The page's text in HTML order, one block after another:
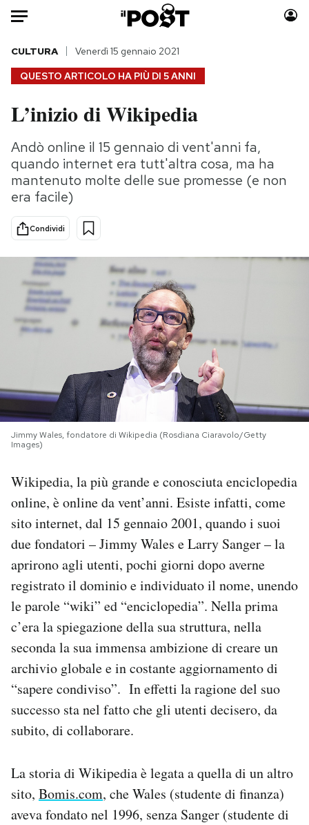
Auto
HOME
Italia
Politica
Tecnologia
Internet
Scienza
Cultura
Economia
Sport
Moda
Consumismi
Altrecose
PODCAST
NEWSLETTER
CALENDARIO
AREA PERSONALE
Area Personale
Newsletter
Notifiche mobile
Regala il Post
Hai bisogno di aiuto?
QUESTO ARTICOLO HA PIÙ DI 5 ANNI
CULTURA Venerdì 15 gennaio 2021
L’inizio di Wikipedia
Andò online il 15 gennaio di vent'anni fa,
quando internet era tutt'altra cosa, ma ha
mantenuto molte delle sue promesse (e non
era facile)
Condividi
Jimmy Wales, fondatore di Wikipedia (Rosdiana Ciaravolo/Getty
Images)
Wikipedia, la più grande e conosciuta enciclopedia
online, è online da vent’anni. Esiste infatti, come
sito internet, dal 15 gennaio 2001, quando i suoi
due fondatori – Jimmy Wales e Larry Sanger – la
aprirono agli utenti, pochi giorni dopo averne
registrato il dominio e individuato il nome, unendo
le parole “wiki” ed “enciclopedia”. Nella prima
c’era la spiegazione della sua struttura, nella
seconda la sua immensa ambizione di creare un
archivio globale e in costante aggiornamento di
“sapere condiviso”. In effetti la ragione del suo
successo sta nel fatto che gli utenti decisero, da
subito, di collaborare.
La storia di Wikipedia è legata a quella di un altro
sito, Bomis.com, che Wales (studente di finanza)
aveva fondato nel 1996, senza Sanger (studente di